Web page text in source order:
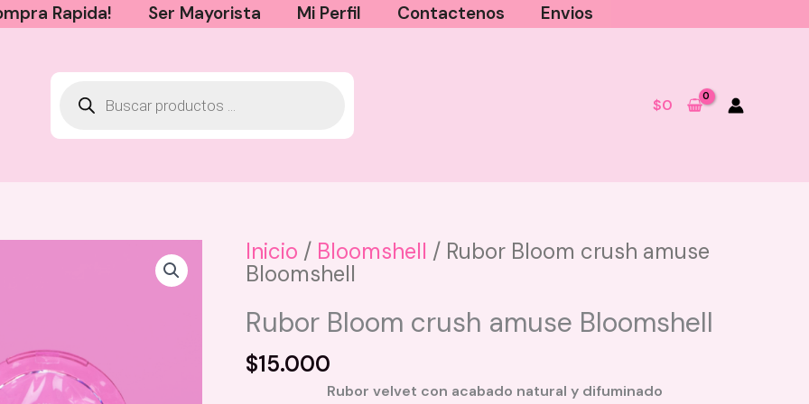
Rapida! Ser Mayorista Mi Perfil Contactenos Envios
$0
Inicio / Bloomshell / Rubor Bloom crush amuse
Bloomshell
Rubor Bloom crush amuse Bloomshell
$15.000
Rubor velvet con acabado natural y difuminado
Shampoo Romero Herbal
$24.000